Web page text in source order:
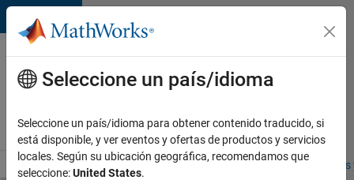
Saltar al contenido
Ofertas
de
empleo
MathWorks
Visión general Búsqueda de empleo Oficinas locales
Seleccione un país/idioma
Seleccione un país/idioma para obtener contenido traducido, si
está disponible, y ver eventos y ofertas de productos y servicios
locales. Según su ubicación geográfica, recomendamos que
seleccione:United States.